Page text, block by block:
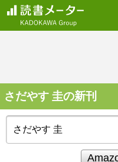
さだやす 圭の新刊